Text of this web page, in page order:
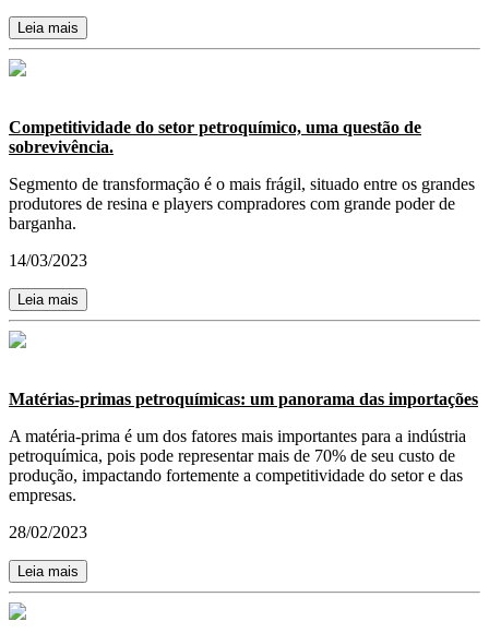
Leia mais
Competitividade do setor petroquímico, uma questão de
sobrevivência.
Segmento de transformação é o mais frágil, situado entre os grandes
produtores de resina e players compradores com grande poder de
barganha.
14/03/2023
Leia mais
Matérias-primas petroquímicas: um panorama das importações
A matéria-prima é um dos fatores mais importantes para a indústria
petroquímica, pois pode representar mais de 70% de seu custo de
produção, impactando fortemente a competitividade do setor e das
empresas.
28/02/2023
Leia mais